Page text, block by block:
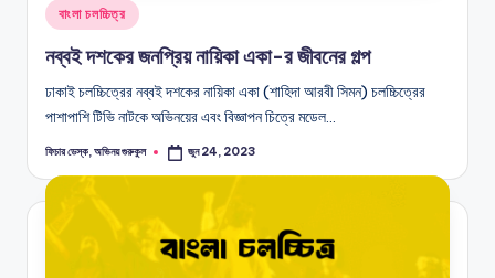
Posted
in
বাংলা চলচ্চিত্র
নব্বই দশকের জনপ্রিয় নায়িকা একা-র জীবনের গল্প
ঢাকাই চলচ্চিত্রের নব্বই দশকের নায়িকা একা (শাহিদা আরবী সিমন) চলচ্চিত্রের
পাশাপাশি টিভি নাটকে অভিনয়ের এবং বিজ্ঞাপন চিত্রে মডেল…
Posted
ফিচার ডেস্ক, অভিনয় গুরুকুল জুন 24, 2023